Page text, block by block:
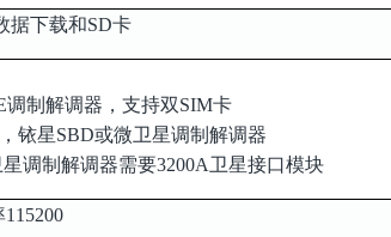
据下载和SD卡
调制解调器，支持双SIM卡
铱星SBD或微卫星调制解调器
星调制解调器需要3200A卫星接口模块